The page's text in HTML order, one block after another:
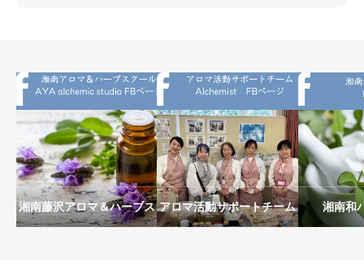
湘南藤沢アロマ＆ハーブス アロマ活動サポートチーム 湘南和